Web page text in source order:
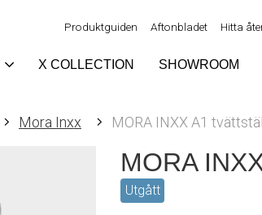
Produktguiden Aftonbladet Hitta
X COLLECTION SHOWROOM
Mora Inxx MORA INXX A1
MORA
Utgått